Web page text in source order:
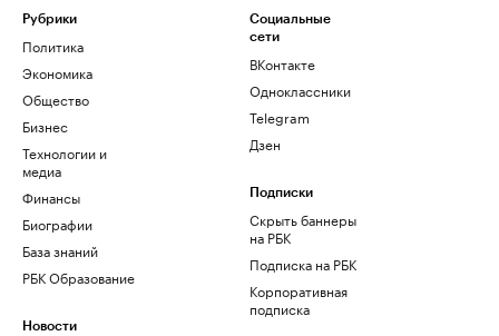
Рубрики
Политика
Экономика
Общество
Бизнес
Технологии и
медиа
Финансы
Биографии
База знаний
РБК Образование
Новости
Социальные
сети
ВКонтакте
Одноклассники
Telegram
Дзен
Подписки
Скрыть баннеры
на РБК
Подписка на РБК
Корпоративная
подписка